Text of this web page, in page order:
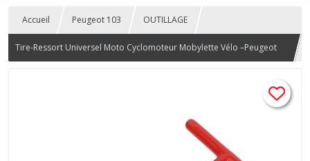
Accueil Peugeot 103 OUTILLAGE
Tire-Ressort Universel Moto Cyclomoteur Mobylette Vélo –Peugeot